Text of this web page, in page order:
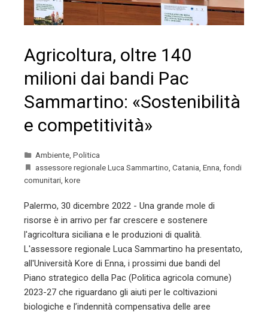
Agricoltura, oltre 140
milioni dai bandi Pac
Sammartino: «Sostenibilità
e competitività»
Ambiente Politica
assessore regionale Luca Sammartino Catania Enna fondi
comunitari kore
Palermo, 30 dicembre 2022 - Una grande mole di
risorse è in arrivo per far crescere e sostenere
l'agricoltura siciliana e le produzioni di qualità.
L'assessore regionale Luca Sammartino ha presentato,
all'Università Kore di Enna, i prossimi due bandi del
Piano strategico della Pac (Politica agricola comune)
2023-27 che riguardano gli aiuti per le coltivazioni
biologiche e l’indennità compensativa delle aree